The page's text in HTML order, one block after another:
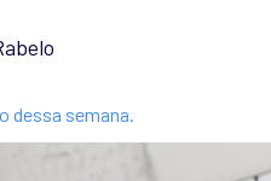
dessa semana.